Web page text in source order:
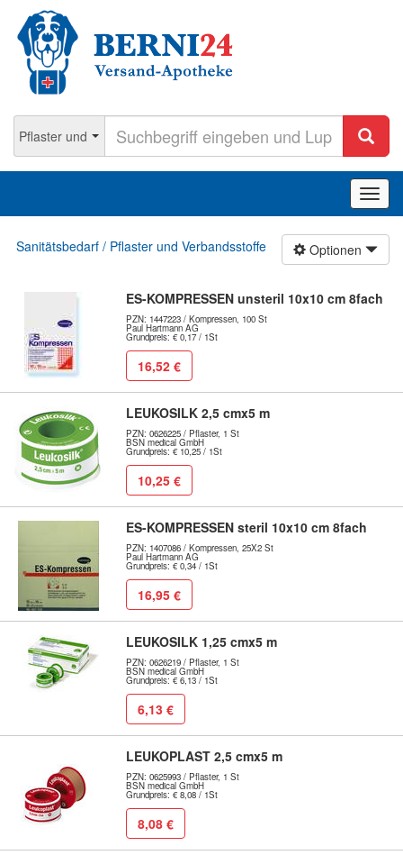
ein-/
Optionen
Sanitätsbedarf / Pflaster und Verbandsstoffe
ES-KOMPRESSEN unsteril 10x10 cm 8fach
PZN: 1447223 / Kompressen, 100 St
Paul Hartmann AG
Grundpreis: € 0,17 / 1St
16,52 €
LEUKOSILK 2,5 cmx5 m
PZN: 0626225 / Pflaster, 1 St
BSN medical GmbH
Grundpreis: € 10,25 / 1St
10,25 €
ES-KOMPRESSEN steril 10x10 cm 8fach
PZN: 1407086 / Kompressen, 25X2 St
Paul Hartmann AG
Grundpreis: € 0,34 / 1St
16,95 €
LEUKOSILK 1,25 cmx5 m
PZN: 0626219 / Pflaster, 1 St
BSN medical GmbH
Grundpreis: € 6,13 / 1St
6,13 €
LEUKOPLAST 2,5 cmx5 m
PZN: 0625993 / Pflaster, 1 St
BSN medical GmbH
Grundpreis: € 8,08 / 1St
8,08 €